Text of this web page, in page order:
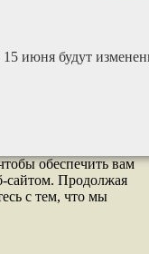
июня будут
обеспечить вам
сайтом. Продолжая
с тем, что мы